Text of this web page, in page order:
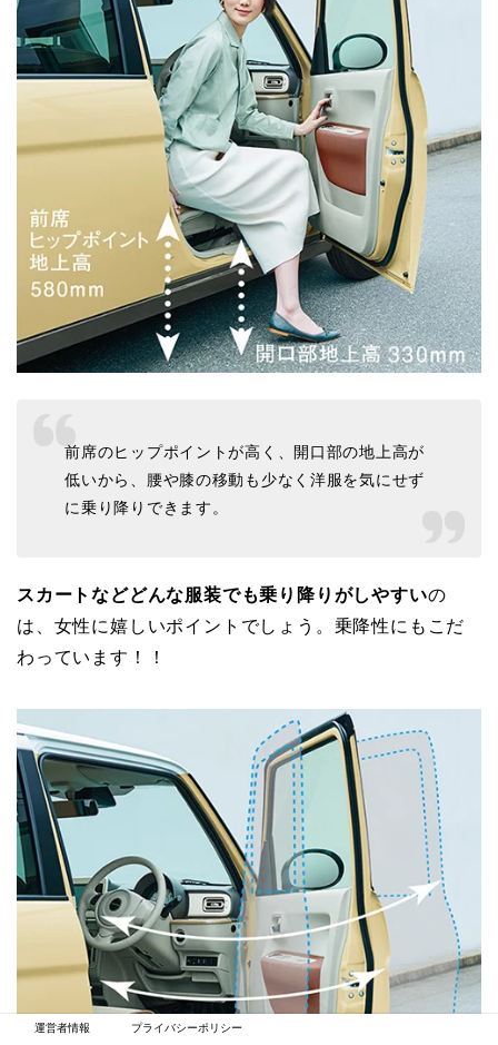
前席のヒップポイントが高く、開口部の地上高が
低いから、腰や膝の移動も少なく洋服を気にせず
に乗り降りできます。
スカートなどどんな服装でも乗り降りがしやすいの
は、女性に嬉しいポイントでしょう。乗降性にもこだ
わっています！！
運営者情報 プライバシーポリシー